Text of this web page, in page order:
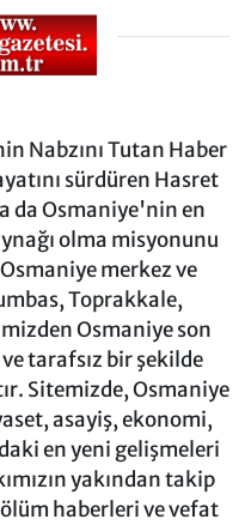
Nabzını Tutan Haber
sürdüren Hasret
da Osmaniye'nin en
olma misyonunu
merkez ve
Toprakkale,
Osmaniye son
tarafsız bir şekilde
Sitemizde, Osmaniye
asayiş, ekonomi,
en yeni gelişmeleri
yakından takip
haberleri ve vefat